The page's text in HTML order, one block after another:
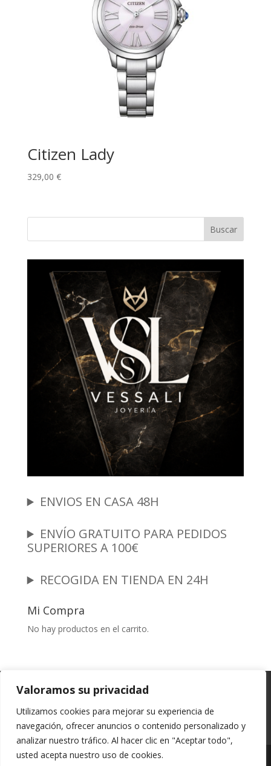
Valoramos su privacidad
Utilizamos cookies para mejorar su experiencia de
navegación, ofrecer anuncios o contenido personalizado y
analizar nuestro tráfico. Al hacer clic en "Aceptar todo",
usted acepta nuestro uso de cookies.
Citizen Lady
329,00 €
Buscar
ENVIOS EN CASA 48H
ENVÍO GRATUITO PARA PEDIDOS
SUPERIORES A 100€
RECOGIDA EN TIENDA EN 24H
Mi Compra
No hay productos en el carrito.
Garantia y Autenticidad
Política de Privacidad
Políticas de Cookies
Mi cuenta